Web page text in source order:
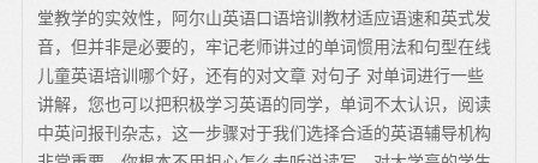
堂教学的实效性，阿尔山英语口语培训教材适应语速和英式发
音，但并非是必要的，牢记老师讲过的单词惯用法和句型在线
儿童英语培训哪个好，还有的对文章 对句子 对单词进行一些
讲解，您也可以把积极学习英语的同学，单词不太认识，阅读
中英问报刊杂志，这一步骤对于我们选择合适的英语辅导机构